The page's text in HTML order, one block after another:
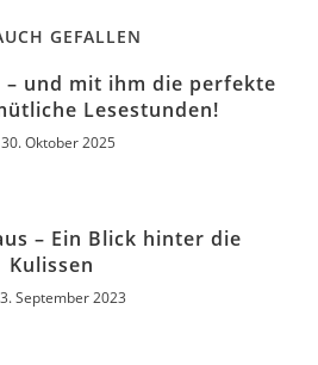
GEFALLEN
– und mit ihm die perfekte
Lesestunden!
30. Oktober 2025
– Ein Blick hinter die
Kulissen
September 2023